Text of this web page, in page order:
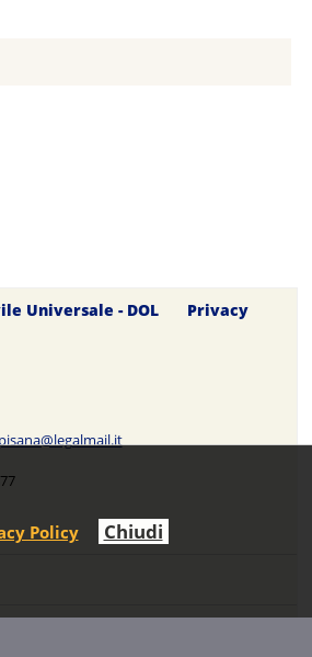
Universale - DOL Privacy
Policy Chiudi